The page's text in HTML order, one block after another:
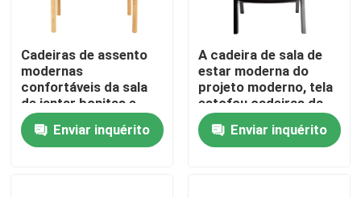
Casa
Cadeiras de assento
modernas
confortáveis da sala
de jantar bonitas e
aparência forte
Enviar inquérito
A cadeira de sala de
estar moderna do
projeto moderno, tela
estofou cadeiras da
sala de jantar da fibra
de vidroEnviar inquérito